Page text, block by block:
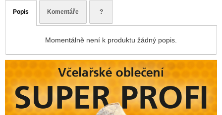
Popis Komentáře ?
Momentálně není k produktu žádný popis.